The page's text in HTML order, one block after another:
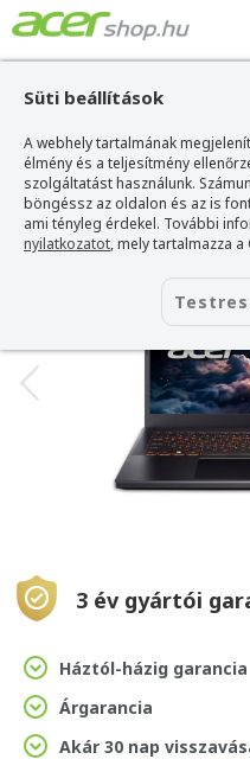
Süti beállítások
A webhely tartalmának
élmény és a teljesítmény
szolgáltatást használunk.
böngéssz az oldalon és az is
ami tényleg érdekel. További
nyilatkozatot, mely tartalmazza
Acer webshop>Acer laptop>Nitro
Acer Nitro V 15 -
Azonosító: NH.QZ7EU.00T_WIN
3 év gyártói
Háztól-házig garancia
Árgarancia
Akár 30 nap